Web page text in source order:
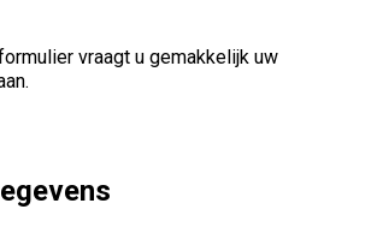
vraagt u gemakkelijk uw